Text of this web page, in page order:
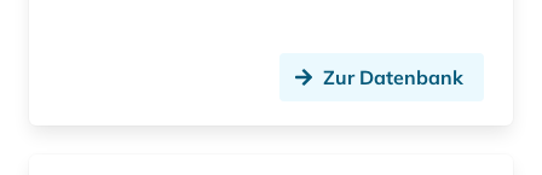
Zur Datenbank